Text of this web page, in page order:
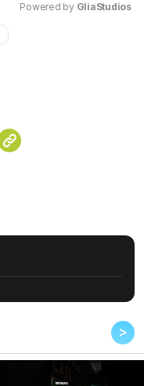
Powered by GliaStudios
>